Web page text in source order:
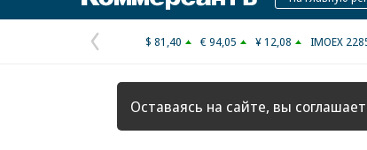
Предыдущая
страница
$ 81,40 € 94,05 ¥ 12,08 IMOEX
Оставаясь на сайте, вы